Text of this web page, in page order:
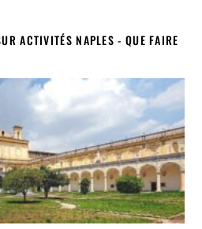
ACTIVITÉS NAPLES - QUE FAIRE